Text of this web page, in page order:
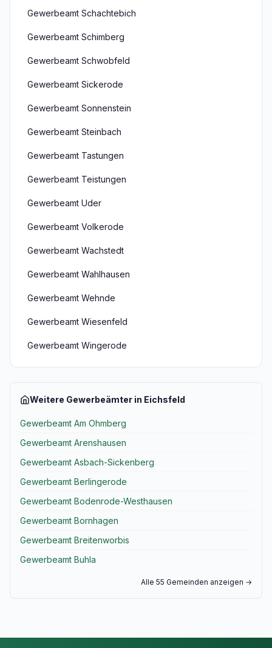
Gewerbeamt Schachtebich
Gewerbeamt Schimberg
Gewerbeamt Schwobfeld
Gewerbeamt Sickerode
Gewerbeamt Sonnenstein
Gewerbeamt Steinbach
Gewerbeamt Tastungen
Gewerbeamt Teistungen
Gewerbeamt Uder
Gewerbeamt Volkerode
Gewerbeamt Wachstedt
Gewerbeamt Wahlhausen
Gewerbeamt Wehnde
Gewerbeamt Wiesenfeld
Gewerbeamt Wingerode
Weitere Gewerbeämter in Eichsfeld
Gewerbeamt Am Ohmberg
Gewerbeamt Arenshausen
Gewerbeamt Asbach-Sickenberg
Gewerbeamt Berlingerode
Gewerbeamt Bodenrode-Westhausen
Gewerbeamt Bornhagen
Gewerbeamt Breitenworbis
Gewerbeamt Buhla
Alle 55 Gemeinden anzeigen →